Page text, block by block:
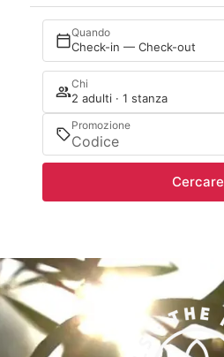
Quando
Check-in — Check-out
Chi
2 adulti · 1 stanza
Promozione
Cercare